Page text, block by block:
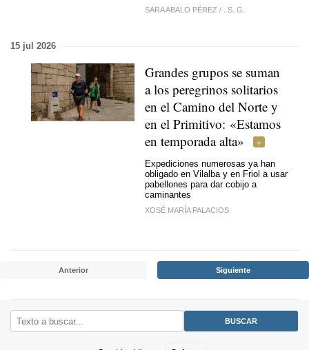
SARA ABALO PÉREZ / . S. G.
15 jul 2026
Grandes grupos se suman
a los peregrinos solitarios
en el Camino del Norte y
en el Primitivo: «Estamos
en temporada alta»
Expediciones numerosas ya han
obligado en Vilalba y en Friol a usar
pabellones para dar cobijo a
caminantes
XOSÉ MARÍA PALACIOS
Anterior Siguiente